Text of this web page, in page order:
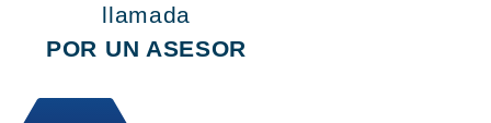
llamada
POR UN ASESOR